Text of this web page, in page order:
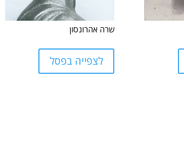
שרה אהרונסון
לצפייה בפסל